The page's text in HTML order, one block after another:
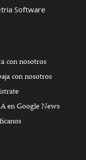
Software
con nosotros
con nosotros
en Google News